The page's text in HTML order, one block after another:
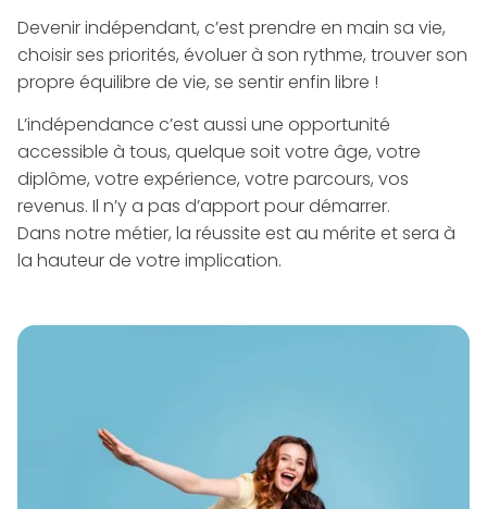
Devenir indépendant, c’est prendre en main sa vie,
choisir ses priorités, évoluer à son rythme, trouver son
propre équilibre de vie, se sentir enfin libre !
L’indépendance c’est aussi une opportunité
accessible à tous, quelque soit votre âge, votre
diplôme, votre expérience, votre parcours, vos
revenus. Il n’y a pas d’apport pour démarrer.
Dans notre métier, la réussite est au mérite et sera à
la hauteur de votre implication.